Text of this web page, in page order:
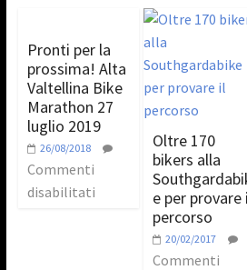
Pronti per la
prossima! Alta
Valtellina Bike
Marathon 27
luglio 2019
26/08/2018
Commenti
disabilitati
Oltre 170
bikers alla
e per provare
percorso
20/02/2017
Commenti